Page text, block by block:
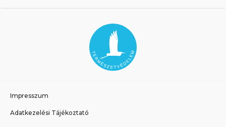
Impresszum
Adatkezelési Tájékoztató